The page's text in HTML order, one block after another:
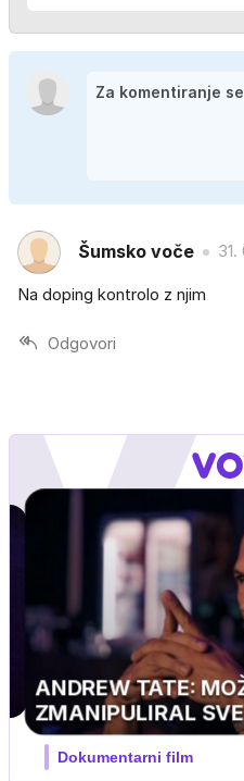
Šumsko voče 31.
Na doping kontrolo z njim
Odgovori
MOJ PRIJATELJ
Film meseca / družinski,